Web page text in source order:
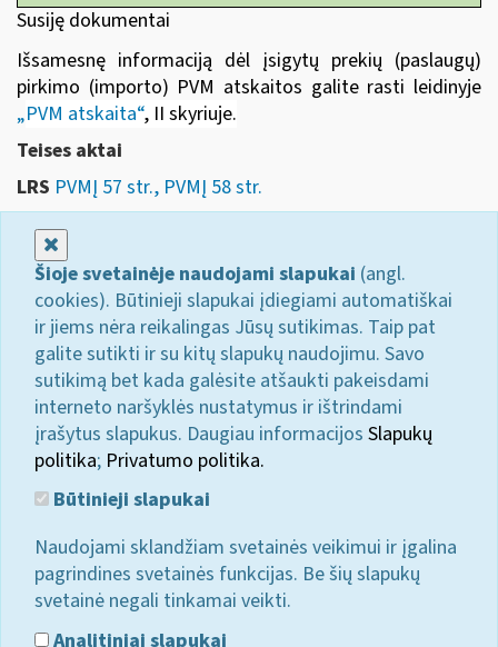
Susiję dokumentai
Išsamesnę informaciją dėl įsigytų prekių (paslaugų)
pirkimo (importo) PVM atskaitos galite rasti leidinyje
„PVM atskaita“, II skyriuje.
Teises aktai
LRS PVMĮ 57 str., PVMĮ 58 str.
Šioje svetainėje naudojami slapukai (angl.
cookies). Būtinieji slapukai įdiegiami automatiškai
ir jiems nėra reikalingas Jūsų sutikimas. Taip pat
galite sutikti ir su kitų slapukų naudojimu. Savo
sutikimą bet kada galėsite atšaukti pakeisdami
interneto naršyklės nustatymus ir ištrindami
įrašytus slapukus. Daugiau informacijos Slapukų
politika; Privatumo politika.
Būtinieji slapukai
Naudojami sklandžiam svetainės veikimui ir įgalina
pagrindines svetainės funkcijas. Be šių slapukų
svetainė negali tinkamai veikti.
Analitiniai slapukai